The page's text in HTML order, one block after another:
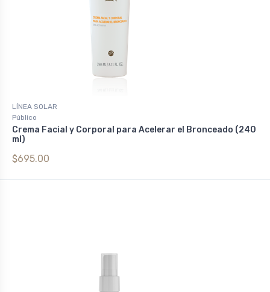
LÍNEA SOLAR
Público
Crema Facial y Corporal para Acelerar el Bronceado (240
ml)
$695.00